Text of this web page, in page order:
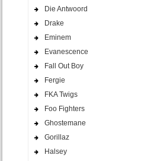
Die Antwoord
Drake
Eminem
Evanescence
Fall Out Boy
Fergie
FKA Twigs
Foo Fighters
Ghostemane
Gorillaz
Halsey